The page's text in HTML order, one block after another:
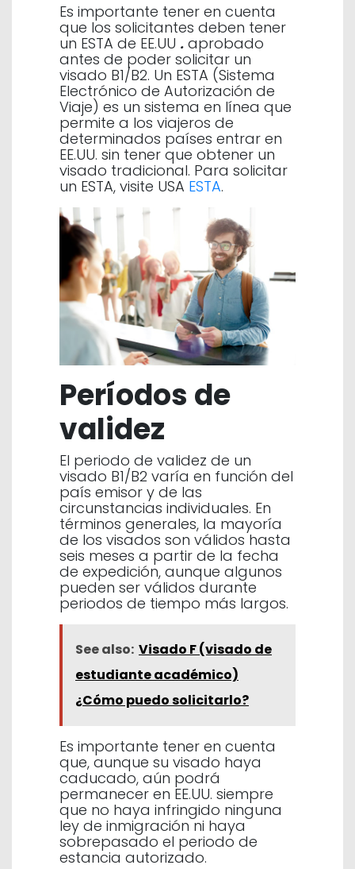
Es importante tener en cuenta
que los solicitantes deben tener
un ESTA de EE.UU . aprobado
antes de poder solicitar un
visado B1/B2. Un ESTA (Sistema
Electrónico de Autorización de
Viaje) es un sistema en línea que
permite a los viajeros de
determinados países entrar en
EE.UU. sin tener que obtener un
visado tradicional. Para solicitar
un ESTA, visite USA ESTA.
Períodos de
validez
El periodo de validez de un
visado B1/B2 varía en función del
país emisor y de las
circunstancias individuales. En
términos generales, la mayoría
de los visados son válidos hasta
seis meses a partir de la fecha
de expedición, aunque algunos
pueden ser válidos durante
periodos de tiempo más largos.
See also: Visado F (visado de
estudiante académico)
¿Cómo puedo solicitarlo?
Es importante tener en cuenta
que, aunque su visado haya
caducado, aún podrá
permanecer en EE.UU. siempre
que no haya infringido ninguna
ley de inmigración ni haya
sobrepasado el periodo de
estancia autorizado.